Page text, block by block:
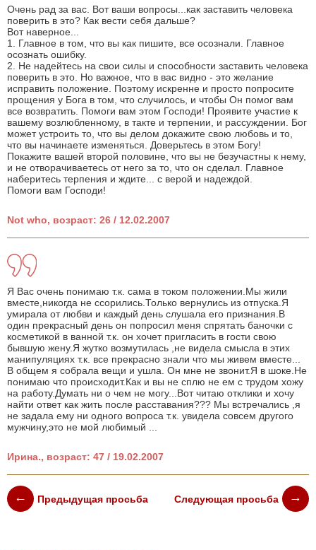
Очень рад за вас. Вот ваши вопросы...как заставить человека
поверить в это? Как вести себя дальше?
Вот наверное...
1. Главное в том, что вы как пишите, все осознали. Главное
осознать ошибку.
2. Не надейтесь на свои силы и способности заставить человека
поверить в это. Но важное, что в вас видно - это желание
исправить положение. Поэтому искренне и просто попросите
прощения у Бога в том, что случилось, и чтобы Он помог вам
все возвратить. Помоги вам этом Господи! Проявите участие к
вашему возлюбленному, в такте и терпении, и рассуждении. Бог
может устроить то, что вы делом докажите свою любовь и то,
что вы начинаете изменяться. Доверьтесь в этом Богу!
Покажите вашей второй половине, что вы не безучастны к нему,
и не отворачиваетесь от него за то, что он сделал. Главное
наберитесь терпения и ждите... с верой и надеждой.
Помоги вам Господи!
Not who, возраст: 26 / 12.02.2007
Я Вас очень понимаю т.к. сама в током положении.Мы жили
вместе,никогда не ссорились.Только вернулись из отпуска.Я
умирала от любви и каждый день слушала его признания.В
один прекрасный день он попросил меня спрятать баночки с
косметикой в ванной т.к. он хочет пригласить в гости свою
бывшую жену.Я жутко возмутилась ,не видела смысла в этих
манипуляциях т.к. все прекрасно знали что мы живем вместе...
В общем я собрала вещи и ушла. Он мне не звонит.Я в шоке.Не
понимаю что происходит.Как и вы не сплю не ем с трудом хожу
на работу.Думать ни о чем не могу...Вот читаю отклики и хочу
найти ответ как жить после расставания??? Мы встречались ,я
не задала ему ни одного вопроса т.к. увидела совсем другого
мужчину,это не мой любимый ...
Ирина., возраст: 47 / 19.02.2007
Предыдущая просьба Следующая просьба